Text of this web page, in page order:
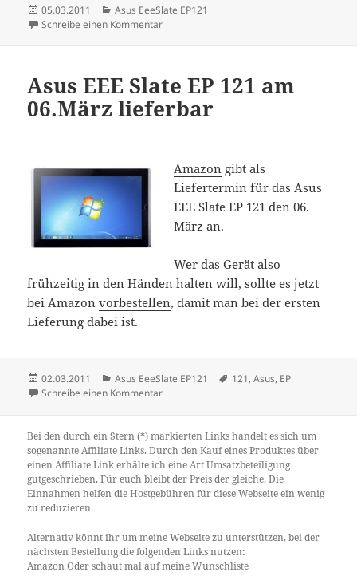
Veröffentlicht
am
05.03.2011 Kategorien
Asus EeeSlate EP121
Schreibe einen Kommentarzu Amazon liefert Asus EEE Slate EP 121
Asus EEE Slate EP 121 am
06.März lieferbar
Amazon gibt als
Liefertermin für das Asus
EEE Slate EP 121 den 06.
März an.
Wer das Gerät also
frühzeitig in den Händen halten will, sollte es jetzt
bei Amazonvorbestellen, damit man bei der ersten
Lieferung dabei ist.
Veröffentlicht
am
02.03.2011 Kategorien
Asus EeeSlate EP121 Schlagwörter
121,Asus, EP
Schreibe einen Kommentarzu Asus EEE Slate EP 121 am 06.März
Bei den durch ein Stern (*) markierten Links handelt es sich um
sogenannte Affiliate Links. Durch den Kauf eines Produktes über
einen Affiliate Link erhälte ich eine Art Umsatzbeteiligung
gutgeschrieben. Für euch bleibt der Preis der gleiche. Die
Einnahmen helfen die Hostgebühren für diese Webseite ein wenig
zu reduzieren.
Alternativ könnt ihr um meine Webseite zu unterstützen, bei der
nächsten Bestellung die folgenden Links nutzen:
AmazonOder schaut mal auf meineWunschliste